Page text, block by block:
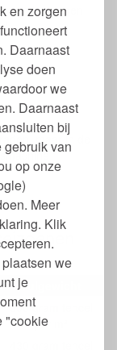
en zorgen
Daarnaast
doen
we
Daarnaast
bij
gebruik van
op onze
Meer
Klik
we
je
"cookie
te voegen
maar in de
Vulgewicht
300 gram tencel
per m²